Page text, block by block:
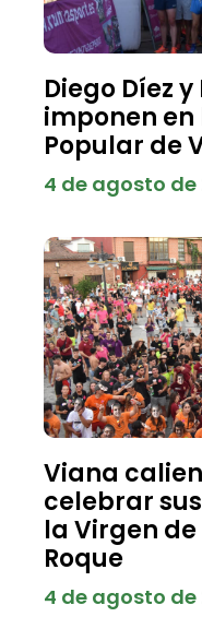
Diego Díez
imponen en
Popular de
4 de agosto de
Viana
celebrar
la Virgen
Roque
4 de agosto de